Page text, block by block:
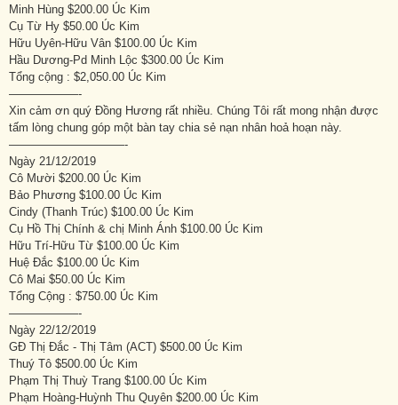
Minh Hùng $200.00 Úc Kim
Cụ Từ Hy $50.00 Úc Kim
Hữu Uyên-Hữu Vân $100.00 Úc Kim
Hầu Dương-Pd Minh Lộc $300.00 Úc Kim
Tổng cộng : $2,050.00 Úc Kim
——————-
Xin cảm ơn quý Đồng Hương rất nhiều. Chúng Tôi rất mong nhận được
tấm lòng chung góp một bàn tay chia sẻ nạn nhân hoả hoạn này.
——————————-
Ngày 21/12/2019
Cô Mười $200.00 Úc Kim
Bảo Phương $100.00 Úc Kim
Cindy (Thanh Trúc) $100.00 Úc Kim
Cụ Hồ Thị Chính & chị Minh Ánh $100.00 Úc Kim
Hữu Trí-Hữu Từ $100.00 Úc Kim
Huệ Đắc $100.00 Úc Kim
Cô Mai $50.00 Úc Kim
Tổng Cộng : $750.00 Úc Kim
——————-
Ngày 22/12/2019
GĐ Thị Đắc - Thị Tâm (ACT) $500.00 Úc Kim
Thuý Tô $500.00 Úc Kim
Phạm Thị Thuỳ Trang $100.00 Úc Kim
Phạm Hoàng-Huỳnh Thu Quyên $200.00 Úc Kim